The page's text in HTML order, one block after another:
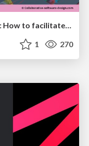
Collaborative Software Design: How to facilitate domain modelling decisions
1 270